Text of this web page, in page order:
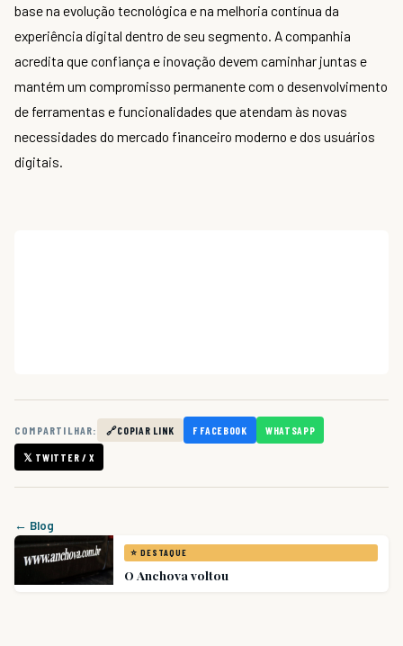
base na evolução tecnológica e na melhoria contínua da
experiência digital dentro de seu segmento. A companhia
acredita que confiança e inovação devem caminhar juntas e
mantém um compromisso permanente com o desenvolvimento
de ferramentas e funcionalidades que atendam às novas
necessidades do mercado financeiro moderno e dos usuários
digitais.
COMPARTILHAR: 🔗COPIAR LINK F FACEBOOK WHATSAPP
𝕏 TWITTER / X
← Blog
⭐ DESTAQUE
O Anchova voltou